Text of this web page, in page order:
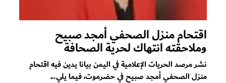
اقتحام منزل الصحفي أمجد صبيح
وملاحقته انتهاك لحرية الصحافة
نشر مرصد الحريات الإعلامية في اليمن بيانا يدين فيه اقتحام
منزل الصحفي أمجد صبيح في حضرموت، فيما يلي...